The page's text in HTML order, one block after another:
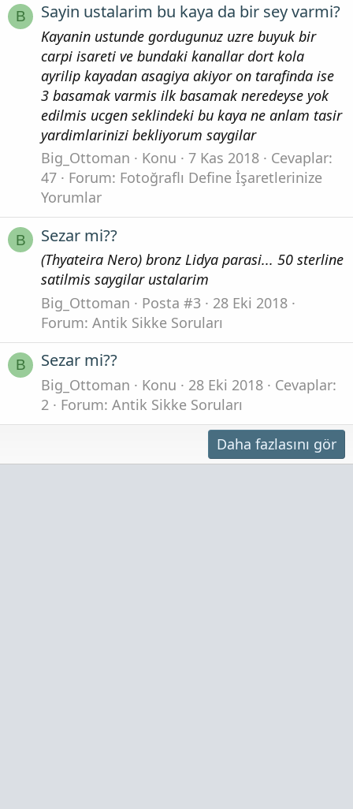
B Sayin ustalarim bu kaya da bir sey varmi?
Kayanin ustunde gordugunuz uzre buyuk bir
carpi isareti ve bundaki kanallar dort kola
ayrilip kayadan asagiya akiyor on tarafinda ise
3 basamak varmis ilk basamak neredeyse yok
edilmis ucgen seklindeki bu kaya ne anlam tasir
yardimlarinizi bekliyorum saygilar
Big_Ottoman
Konu 7 Kas 2018
Cevaplar:
47
Forum: Fotoğraflı Define İşaretlerinize
Yorumlar
B Sezar mi??
(Thyateira Nero) bronz Lidya parasi... 50 sterline
satilmis saygilar ustalarim
Big_Ottoman
Posta #3
28 Eki 2018
Forum: Antik Sikke Soruları
B Sezar mi??
Big_Ottoman Konu 28 Eki 2018
Cevaplar:
2
Forum: Antik Sikke Soruları
Daha fazlasını gör